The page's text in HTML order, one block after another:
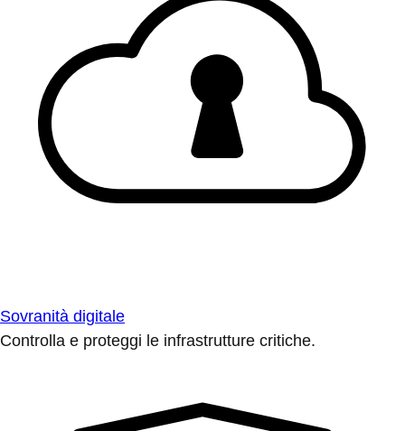
Sovranità digitale
Controlla e proteggi le infrastrutture critiche.